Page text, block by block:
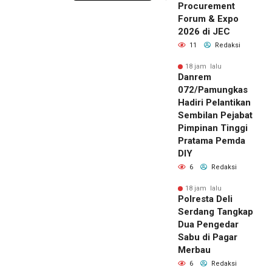
Procurement
Forum & Expo
2026 di JEC
11 Redaksi
18 jam lalu
Danrem
072/Pamungkas
Hadiri Pelantikan
Sembilan Pejabat
Pimpinan Tinggi
Pratama Pemda
DIY
6 Redaksi
18 jam lalu
Polresta Deli
Serdang Tangkap
Dua Pengedar
Sabu di Pagar
Merbau
6 Redaksi